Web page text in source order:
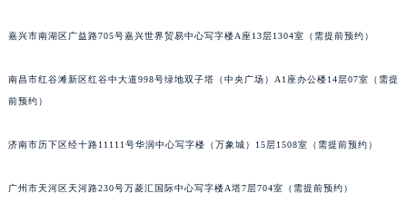
嘉兴市南湖区广益路705号嘉兴世界贸易中心写字楼A座13层1304室（需提前预约）
南昌市红谷滩新区红谷中大道998号绿地双子塔（中央广场）A1座办公楼14层07室（需提
前预约）
济南市历下区经十路11111号华润中心写字楼（万象城）15层1508室（需提前预约）
广州市天河区天河路230号万菱汇国际中心写字楼A塔7层704室（需提前预约）